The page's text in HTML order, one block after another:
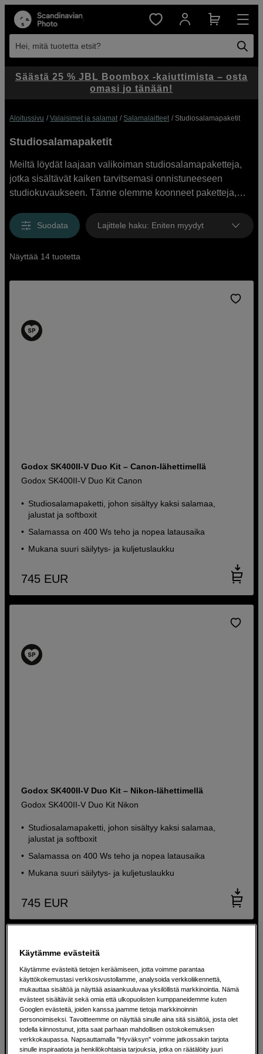
Hei, mitä tuotetta etsit?
Aloitussivu Valaisimet ja salamat Salamalaitteet Studiosalamapaketit
Studiosalamapaketit
Meiltä löydät laajaan valikoiman studiosalamapaketteja,
jotka sisältävät kaiken tarvitsemasi onnistuneeseen
studiokuvaukseen. Tänne olemme koonneet paketteja,
laukkuja. Valikoimastamme löydät paketteja niin pienille
kotistudioille kuin suurille tuotantostudioillekin. Tilaa
verkkokaupasta tai vieraile myymälässämme, niin
Suodata Lajittele haku: Eniten myydyt
Näyttää 14 tuotetta
Godox SK400II-V Duo Kit – Canon-lähettimellä
Godox SK400II-V Duo Kit Canon
Studiosalamapaketti, johon sisältyy kaksi salamaa,
jalustat ja softboxit
Salamassa on 400 Ws teho ja nopea latausaika
Mukana suuri säilytys- ja kuljetuslaukku
745 EUR
Godox SK400II-V Duo Kit – Nikon-lähettimellä
Godox SK400II-V Duo Kit Nikon
Studiosalamapaketti, johon sisältyy kaksi salamaa,
jalustat ja softboxit
Salamassa on 400 Ws teho ja nopea latausaika
Mukana suuri säilytys- ja kuljetuslaukku
745 EUR
Säästä 25 % JBL Boombox -kaiuttimista – osta
omasi jo tänään!
Käytämme evästeitä
Käytämme evästeitä tietojen keräämiseen, jotta voimme parantaa
käyttökokemustasi verkkosivustollamme, analysoida verkkoliikennettä,
mukauttaa sisältöä ja näyttää asiaankuuluvaa yksilöllistä markkinointia. Nämä
evästeet sisältävät sekä omia että ulkopuolisten kumppaneidemme kuten
Googlen evästeitä, joiden kanssa jaamme tietoja markkinoinnin
personoimiseksi. Tavoitteemme on näyttää sinulle aina sitä sisältöä, josta olet
todella kiinnostunut, jotta saat parhaan mahdollisen ostokokemuksen
verkkokaupassa. Napsauttamalla "Hyväksyn" voimme jatkossakin tarjota
sinulle inspiraatiota ja henkilökohtaisia tarjouksia, jotka on räätälöity juuri